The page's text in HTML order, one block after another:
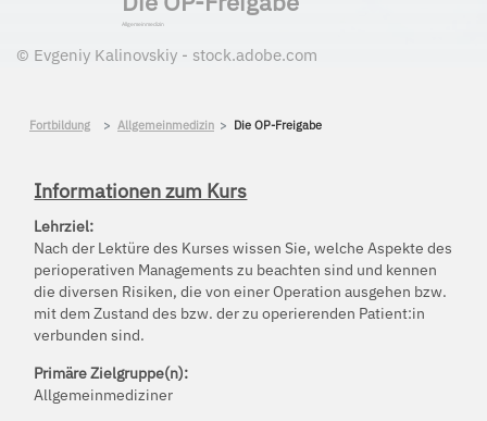
© Evgeniy Kalinovskiy - stock.adobe.com
Allgemeinmedizin
Fortbildung Allgemeinmedizin Die OP-Freigabe
Informationen zum Kurs
Lehrziel:
Nach der Lektüre des Kurses wissen Sie, welche Aspekte des
perioperativen Managements zu beachten sind und kennen
die diversen Risiken, die von einer Operation ausgehen bzw.
mit dem Zustand des bzw. der zu operierenden Patient:in
verbunden sind.
Primäre Zielgruppe(n):
Allgemeinmediziner